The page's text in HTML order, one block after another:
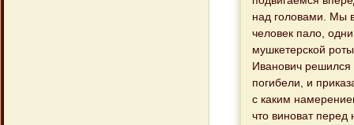
над головами. Мы
человек пало,
мушкетерской
Иванович решился
погибели, и
с каким
что виноват перед